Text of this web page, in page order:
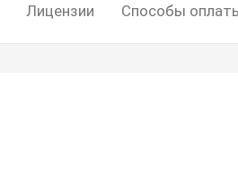
Лицензии Способы